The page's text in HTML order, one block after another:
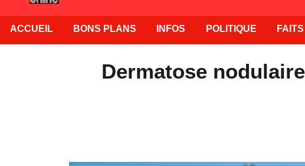
ACCUEIL BONS PLANS INFOS POLITIQUE
Dermatose